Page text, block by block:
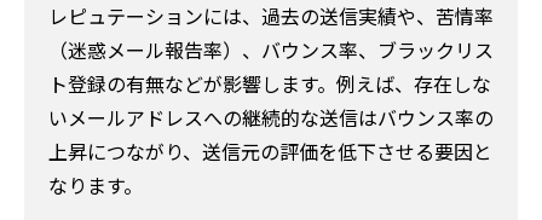
レピュテーションには、過去の送信実績や、苦情率
（迷惑メール報告率）、バウンス率、ブラックリス
ト登録の有無などが影響します。例えば、存在しな
いメールアドレスへの継続的な送信はバウンス率の
上昇につながり、送信元の評価を低下させる要因と
なります。